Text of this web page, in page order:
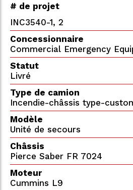
# de projet
INC3540-1, 2
Concessionnaire
Commercial Emergency
Statut
Livré
Type de camion
Incendie-châssis type-
Modèle
Unité de secours
Châssis
Pierce Saber FR 7024
Moteur
Cummins L9